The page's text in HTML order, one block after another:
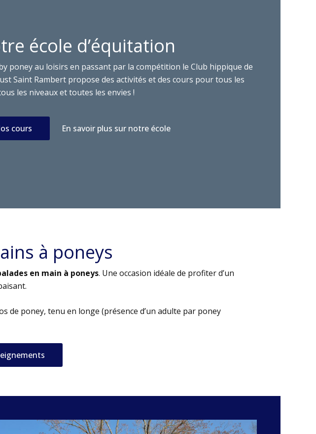
école d’équitation
poney au loisirs en passant par la compétition le Club hippique de
Saint Rambert propose des activités et des cours pour tous les
les niveaux et toutes les envies !
cours En savoir plus sur notre école
à poneys
en main à poneys. Une occasion idéale de profiter d’un
de poney, tenu en longe (présence d’un adulte par poney